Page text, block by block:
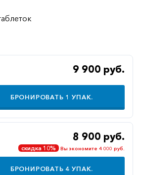
9 900 руб.
БРОНИРОВАТЬ 1 УПАК.
8 900 руб.
скидка 10% Вы экономите 4 000 руб.
БРОНИРОВАТЬ4 УПАК.